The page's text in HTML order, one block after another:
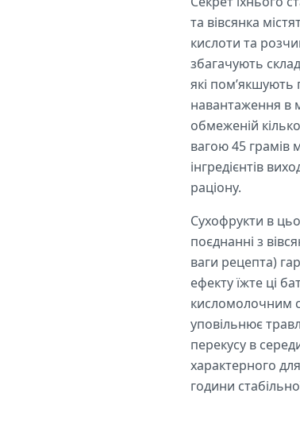
та вівсянка
кислоти та
збагачують
які пом’якшують
навантаження в
обмеженій
вагою 45 грамів
інгредієнтів
раціону.
Сухофрукти в
поєднанні з
ваги рецепта)
ефекту їжте ці
кисломолочним
уповільнює
перекусу в
характерного
години